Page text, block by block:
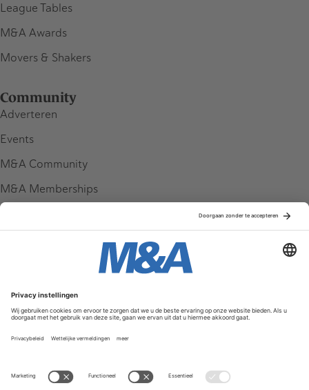
League Tables
M&A Awards
Movers & Shakers
Community
Adverteren
Events
M&A Community
M&A Memberships
Service & Contact
Contact
FAQ
Werken bij ons